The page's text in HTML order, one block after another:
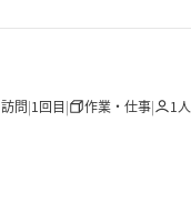
訪問|1 回目| 作業・仕事| 1 人